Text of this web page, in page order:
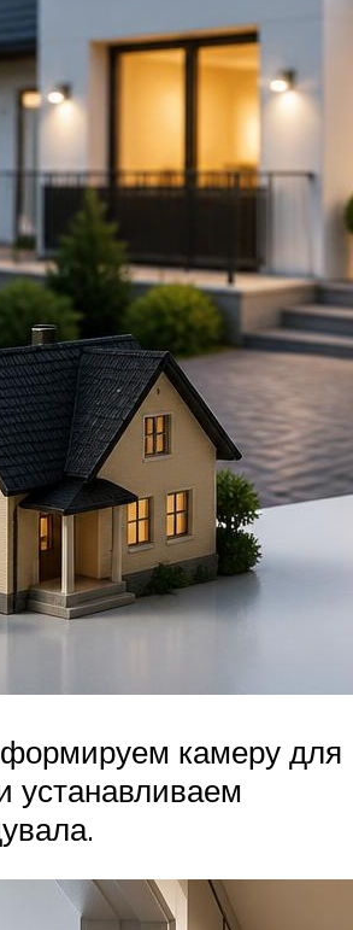
камеру для
устанавливаем